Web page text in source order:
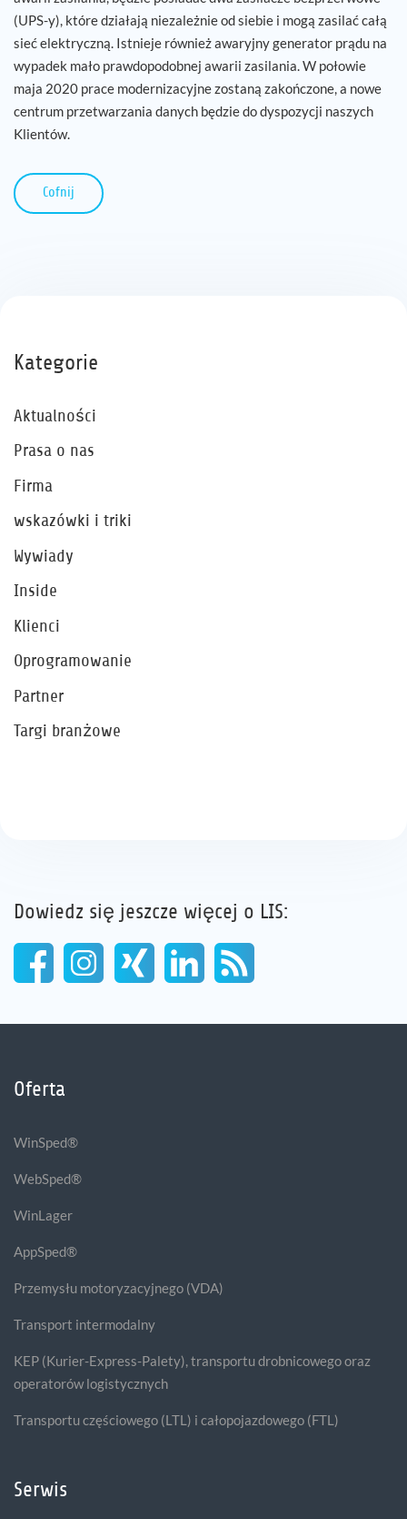
(UPS-y), które działają niezależnie od siebie i mogą zasilać całą
sieć elektryczną. Istnieje również awaryjny generator prądu na
wypadek mało prawdopodobnej awarii zasilania. W połowie
maja 2020 prace modernizacyjne zostaną zakończone, a nowe
centrum przetwarzania danych będzie do dyspozycji naszych
Klientów.
Cofnij
Kategorie
Aktualności
Prasa o nas
Firma
wskazówki i triki
Wywiady
Inside
Klienci
Oprogramowanie
Partner
Targi branżowe
Dowiedz się jeszcze więcej o LIS:
Oferta
WinSped®
WebSped®
WinLager
AppSped®
Przemysłu motoryzacyjnego (VDA)
Transport intermodalny
KEP (Kurier-Express-Palety), transportu drobnicowego oraz
operatorów logistycznych
Transportu częściowego (LTL) i całopojazdowego (FTL)
Serwis